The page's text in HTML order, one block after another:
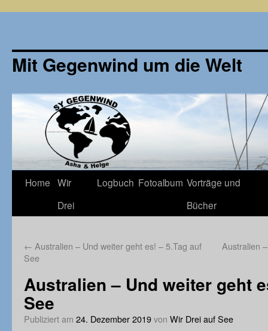
Mit Gegenwind um die Welt
Zum
Home Wir
Drei
Logbuch Fotoalbum Vorträge und
Bücher
← Australien – Und weiter geht es! – 5.Tag auf
See
Australien
Australien – Und weiter geht
See
Publiziert am 24. Dezember 2019von Wir Drei auf See